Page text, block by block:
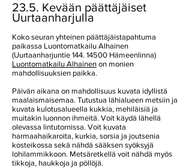
23.5. Kevään päättäjäiset
Uurtaanharjulla
Koko seuran yhteinen päättäjäistapahtuma
paikassa Luontomatkailu Alhainen
(Uurtaanharjuntie 144. 14500 Hämeenlinna)
Luontomatkailu Alhainen on monien
mahdollisuuksien paikka.
Päivän aikana on mahdollisuus kuvata idyllistä
maalaismaisemaa. Tutustua lähialueen metsiin ja
kuvata kulotusalueella kukkia, mehiläisiä ja
muitakin luonnon ihmeitä. Voit käydä lähellä
olevassa lintutornissa. Voit kuvata
harmaahaikaroita, kurkia, sorsia ja joutsenia
kosteikossa sekä nähdä sääksen syöksyjä
lohilammikkoon. Metsäretkellä voit nähdä myös
tikkoja, haukkoja ja pöllöjä.